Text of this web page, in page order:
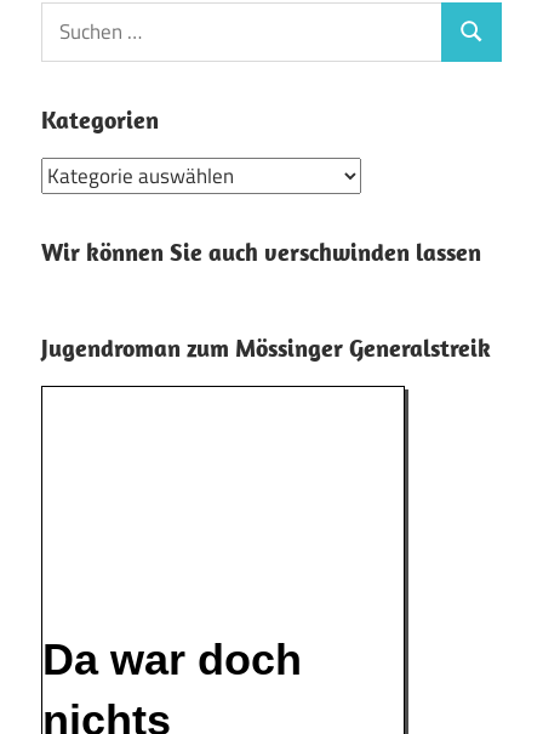
Suchen
nach:
Suchen
Kategorien
Kategorien
Wir können Sie auch verschwinden lassen
Jugendroman zum Mössinger Generalstreik
Da war doch
nichts